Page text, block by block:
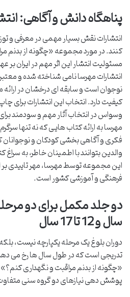
پناهگاه دانش و آگاهی:
انتشارات نقش بسیار مهمی در معرفی و
کنند. در مورد مجموعه «چگونه از بدنم
مسئولیت انتشار این اثر مهم در ایران بر
انتشارات مهرسا نامی شناخته شده و
نوجوان است و سابقه ای درخشان در
کیفیت دارد. انتخاب این انتشارات برای
وسواس در انتخاب آثار مهم و سودمند برای
مهرسا به ارائه کتاب هایی که نه تنها
فکری و آگاهی بخشی کودکان و
والدین بتوانند با اطمینان خاطر، به
این مجموعه توسط مهرسا، مهر تاییدی
فرهنگی و آموزشی کشور است.
سال و 12 تا 17 سال
دوران بلوغ یک مرحله یکپارچه نیست،
تدریجی است که در طول سال ها رخ می
«چگونه از بدنم مراقبت و نگهداری
پوشش دهی نیازهای دو گروه سنی